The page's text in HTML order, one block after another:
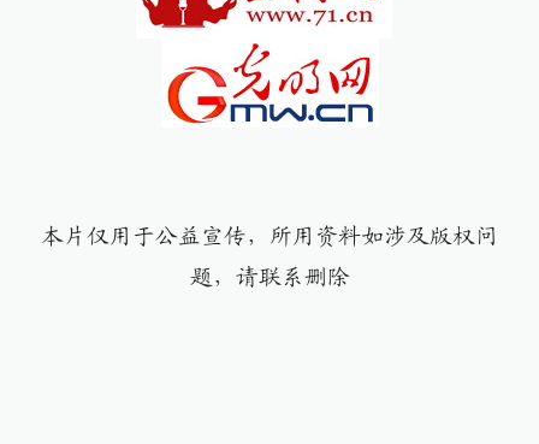
本片仅用于公益宣传，所用资料如涉及版权问
题，请联系删除